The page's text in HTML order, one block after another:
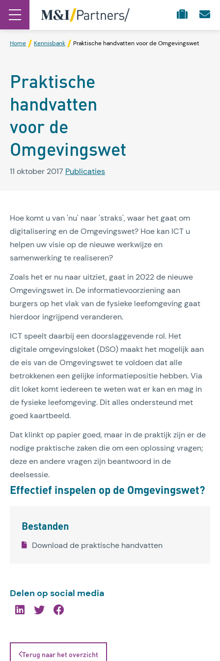
Home Kennisbank Praktische handvatten voor de Omgevingswet
Praktische
handvatten
voor de
Omgevingswet
11 oktober 2017 Publicaties
Hoe komt u van 'nu' naar 'straks', waar het gaat om
digitalisering en de Omgevingswet? Hoe kan ICT u
helpen uw visie op de nieuwe werkwijze en
samenwerking te realiseren?
Zoals het er nu naar uitziet, gaat in 2022 de nieuwe
Omgevingswet in. De informatievoorziening aan
burgers op het vlak van de fysieke leefomgeving gaat
hierdoor ingrijpend veranderen.
ICT speelt daarbij een doorslaggevende rol. Het
digitale omgevingsloket (DSO) maakt het mogelijk aan
de eis van de Omgevingswet te voldoen dat alle
betrokkenen een gelijke informatiepositie hebben. Via
dit loket komt iedereen te weten wat er kan en mag in
de fysieke leefomgeving. Dit alles ondersteund met
goed kaartbeeld.
Dat klinkt op papier goed, maar in de praktijk zijn er de
nodige praktische zaken die om een oplossing vragen;
deze en andere vragen zijn beantwoord in de
deelsessie.
Effectief inspelen op de Omgevingswet?
Bestanden
Download de praktische handvatten
Delen op social media
Terug naar het overzicht